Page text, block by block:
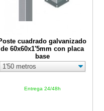
cuadrado galvanizado
de 60x60x1'5mm con placa
base
Entrega 24/48h